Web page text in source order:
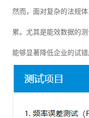
然而，面对复杂的法规
累。尤其是能效数据的
能够显著降低企业的试错